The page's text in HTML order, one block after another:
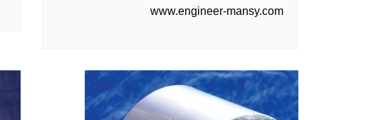
www.engineer-mansy.com